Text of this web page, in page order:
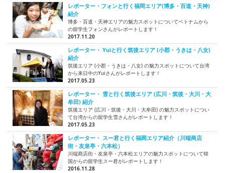
レポーター・フォンと行く福岡エリア(博多・百道・天神)
紹介
博多・百道・天神エリアの魅力スポットについてベトナムから
の留学生フォンさんがレポートします！
2017.11.20
レポーター・ Yuiと行く筑後エリア (小郡・うきは・八女)
紹介
筑後エリア (小郡・うきは・八女) の魅力スポットについて台湾
から来日中のYuiさんがレポートします！
2017.05.23
レポーター・ 雪と行く筑後エリア (広川・筑後・大川・大
牟田) 紹介
筑後エリア (広川・筑後・大川・大牟田) の魅力スポットについ
て台湾からの留学生雪さんがレポートします！
2017.05.23
レポーター・ スー君と行く福岡エリア紹介（川端商店
街・友泉亭・六本松）
川端商店街・友泉亭・六本松エリアの魅力スポットについて韓
国からの留学生スー君がレポートします！
2016.11.28